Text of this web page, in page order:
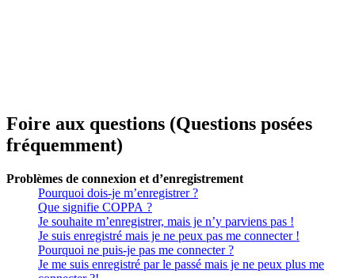
Foire aux questions (Questions posées
fréquemment)
Problèmes de connexion et d’enregistrement
Pourquoi dois-je m’enregistrer ?
Que signifie COPPA ?
Je souhaite m’enregistrer, mais je n’y parviens pas !
Je suis enregistré mais je ne peux pas me connecter !
Pourquoi ne puis-je pas me connecter ?
Je me suis enregistré par le passé mais je ne peux plus me